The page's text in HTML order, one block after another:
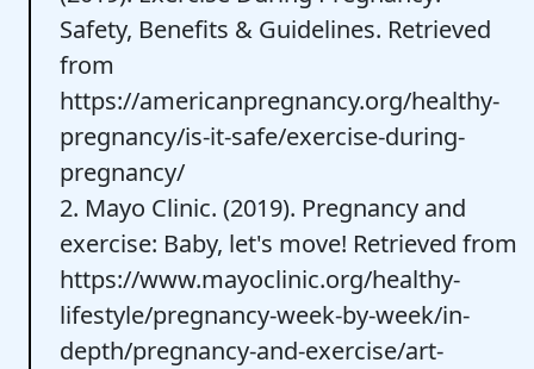
Safety, Benefits & Guidelines. Retrieved
from
https://americanpregnancy.org/healthy-
pregnancy/is-it-safe/exercise-during-
pregnancy/
2. Mayo Clinic. (2019). Pregnancy and
exercise: Baby, let's move! Retrieved from
https://www.mayoclinic.org/healthy-
lifestyle/pregnancy-week-by-week/in-
depth/pregnancy-and-exercise/art-